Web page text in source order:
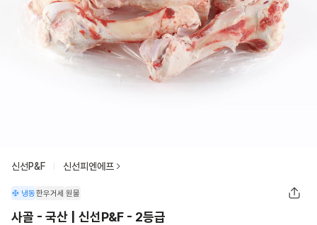
신선P&F 신선피엔에프
냉동한우거세 원물
사골 - 국산 | 신선P&F - 2등급